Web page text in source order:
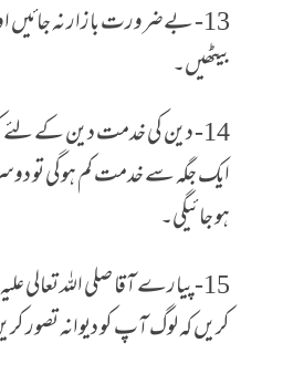
13- بےضرورت بازار نہ جائیں
بیٹھیں۔
14- دین کی خدمت دین کے لئے
ایک جگہ سے خدمت کم ہوگی تو
ہو جائیگی۔
15- پیارے آقا صلی اللہ تعالی
کریں کہ لوگ آپ کو دیوانہ تصور